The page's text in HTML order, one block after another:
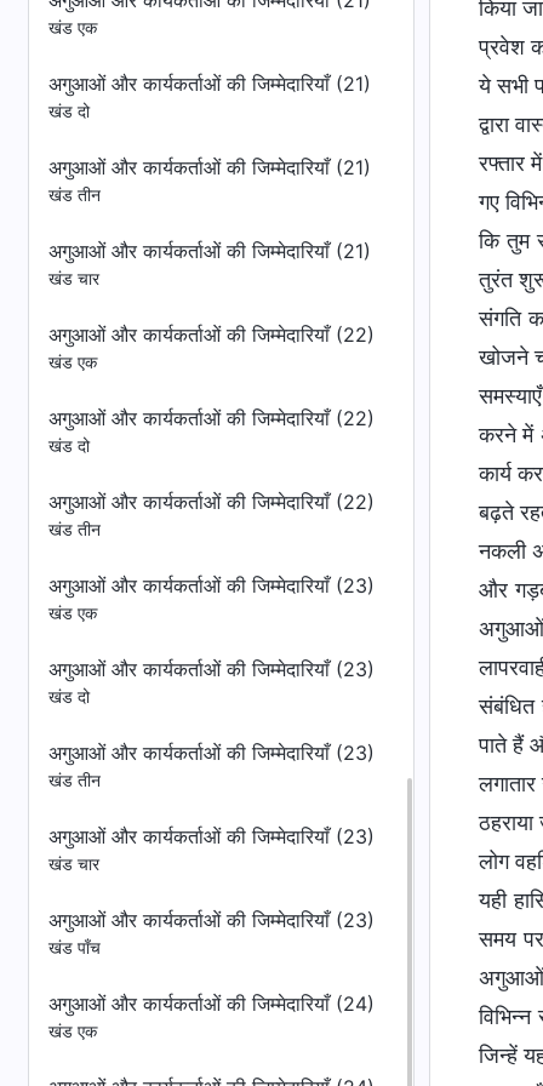
खंड एक
अगुआओं और कार्यकर्ताओं की जिम्मेदारियाँ (21)
खंड दो
अगुआओं और कार्यकर्ताओं की जिम्मेदारियाँ (21)
खंड तीन
अगुआओं और कार्यकर्ताओं की जिम्मेदारियाँ (21)
खंड चार
अगुआओं और कार्यकर्ताओं की जिम्मेदारियाँ (22)
खंड एक
अगुआओं और कार्यकर्ताओं की जिम्मेदारियाँ (22)
खंड दो
अगुआओं और कार्यकर्ताओं की जिम्मेदारियाँ (22)
खंड तीन
अगुआओं और कार्यकर्ताओं की जिम्मेदारियाँ (23)
खंड एक
अगुआओं और कार्यकर्ताओं की जिम्मेदारियाँ (23)
खंड दो
अगुआओं और कार्यकर्ताओं की जिम्मेदारियाँ (23)
खंड तीन
अगुआओं और कार्यकर्ताओं की जिम्मेदारियाँ (23)
खंड चार
अगुआओं और कार्यकर्ताओं की जिम्मेदारियाँ (23)
खंड पाँच
अगुआओं और कार्यकर्ताओं की जिम्मेदारियाँ (24)
खंड एक